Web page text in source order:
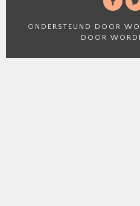
ONDERSTEUND DOOR
DOOR